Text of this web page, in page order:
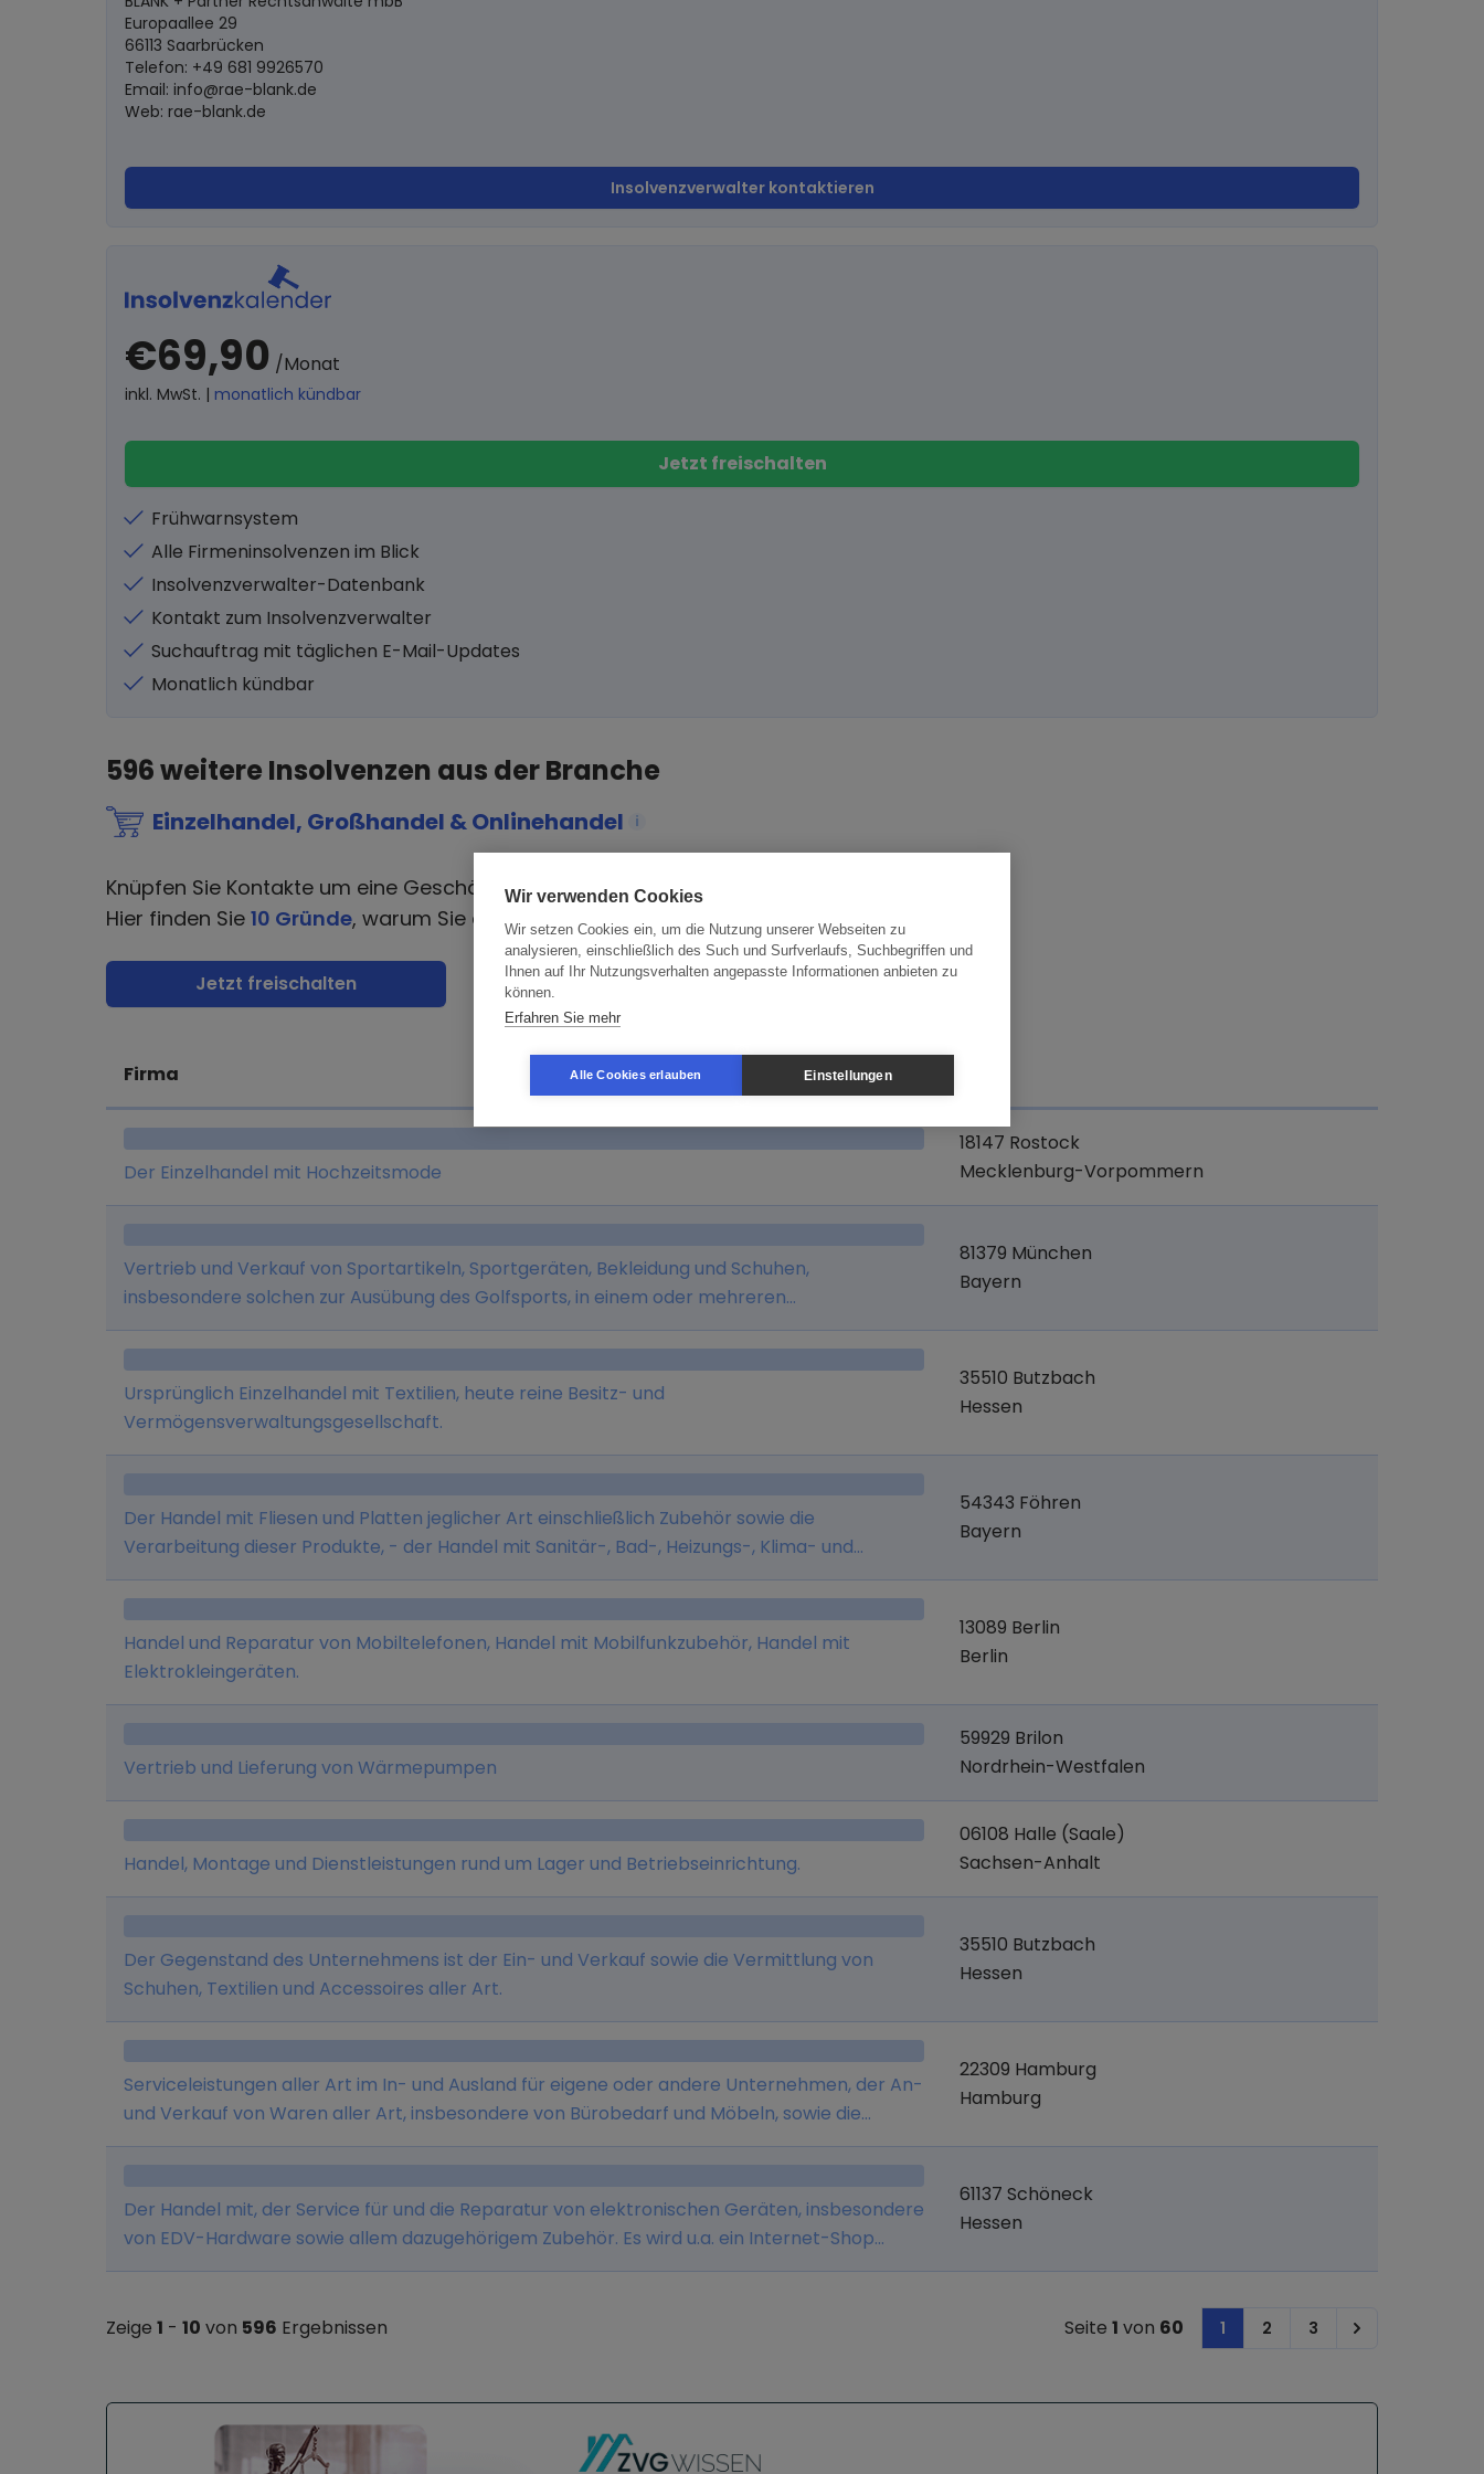
Europaallee 29
66113 Saarbrücken
Telefon: +49 681 9926570
Email: info@rae-blank.de
Web: rae-blank.de
Insolvenzverwalter kontaktieren
€69,90 /Monat
inkl. MwSt. | monatlich kündbar
Jetzt freischalten
Frühwarnsystem
Alle Firmeninsolvenzen im Blick
Insolvenzverwalter-Datenbank
Kontakt zum Insolvenzverwalter
Suchauftrag mit täglichen E-Mail-Updates
Monatlich kündbar
596weitere Insolvenzen aus der Branche
Einzelhandel, Großhandel & Onlinehandel i
Knüpfen Sie Kontakte um eine Geschäftsbeziehung aufzubauen.
Hier finden Sie 10 Gründe, warum Sie diese Chance nutzen sollten.
Jetzt freischalten
Firma Branche
Der Einzelhandel mit Hochzeitsmode
18147 Rostock
Mecklenburg-Vorpommern
Vertrieb und Verkauf von Sportartikeln, Sportgeräten, Bekleidung und Schuhen,
insbesondere solchen zur Ausübung des Golfsports, in einem oder mehreren
Ladengeschäften im Großraum München und in dem ebenfalls vom Unternehmen
betriebenen Online-Shop (www.mygolfoutlet.de).
81379 München
Bayern
Ursprünglich Einzelhandel mit Textilien, heute reine Besitz- und
Vermögensverwaltungsgesellschaft.
35510 Butzbach
Hessen
Der Handel mit Fliesen und Platten jeglicher Art einschließlich Zubehör sowie die
Verarbeitung dieser Produkte, - der Handel mit Sanitär-, Bad-, Heizungs-, Klima- und
Lüftungsartikeln jeglicher Art einschließlich Zubehör sowie die Verarbeitung dieser Produkte,
- der Handel mit Bad-, Wohn- und Tischaccessoires jeglicher Art, - der Vertrieb, der Handel
und die Entwicklung von EDV-Soft- und Hardware sowie die Organisationsberatung, - das
Speditions-, Lager- und Frachtführergeschäft im nationalen und internationalen Bereich
sowie die Durchführung von Dienstleistungen in den Bereichen Logistik,
54343 Föhren
Bayern
Handel und Reparatur von Mobiltelefonen, Handel mit Mobilfunkzubehör, Handel mit
Elektrokleingeräten.
13089 Berlin
Berlin
Vertrieb und Lieferung von Wärmepumpen
59929 Brilon
Nordrhein-Westfalen
Handel, Montage und Dienstleistungen rund um Lager und Betriebseinrichtung.
06108 Halle (Saale)
Sachsen-Anhalt
Der Gegenstand des Unternehmens ist der Ein- und Verkauf sowie die Vermittlung von
Schuhen, Textilien und Accessoires aller Art.
35510 Butzbach
Hessen
Serviceleistungen aller Art im In- und Ausland für eigene oder andere Unternehmen, der An-
und Verkauf von Waren aller Art, insbesondere von Bürobedarf und Möbeln, sowie die
Vermittlung von Versicherungen und Bausparverträgen.
22309 Hamburg
Hamburg
Der Handel mit, der Service für und die Reparatur von elektronischen Geräten, insbesondere
von EDV-Hardware sowie allem dazugehörigem Zubehör. Es wird u.a. ein Internet-Shop
betrieben.
61137 Schöneck
Hessen
Zeige 1 - 10 von 596 Ergebnissen Seite 1 von 60 1 2 3 Next
Wir verwenden Cookies
Wir setzen Cookies ein, um die Nutzung unserer Webseiten zu
analysieren, einschließlich des Such und Surfverlaufs, Suchbegriffen und
Ihnen auf Ihr Nutzungsverhalten angepasste Informationen anbieten zu
können.
Erfahren Sie mehr
Alle Cookies erlauben Einstellungen